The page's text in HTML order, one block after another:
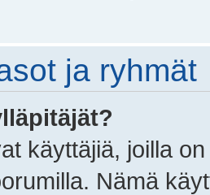
ja ryhmät
käyttäjiä, joilla
Nämä